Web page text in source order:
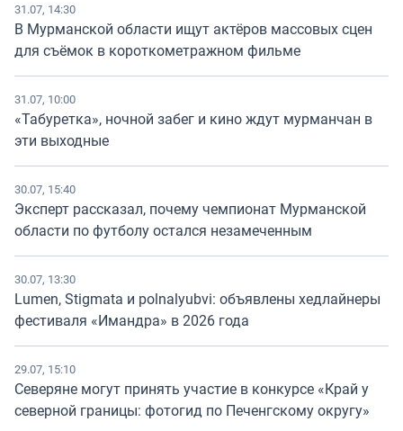
31.07, 14:30
В Мурманской области ищут актёров массовых сцен
для съёмок в короткометражном фильме
31.07, 10:00
«Табуретка», ночной забег и кино ждут мурманчан в
эти выходные
30.07, 15:40
Эксперт рассказал, почему чемпионат Мурманской
области по футболу остался незамеченным
30.07, 13:30
Lumen, Stigmata и polnalyubvi: объявлены хедлайнеры
фестиваля «Имандра» в 2026 года
29.07, 15:10
Северяне могут принять участие в конкурсе «Край у
северной границы: фотогид по Печенгскому округу»